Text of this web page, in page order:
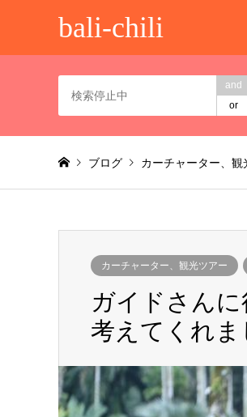
bali-chili
and
or
ブログ カーチャーター、観
カーチャーター、観光ツアー
ガイドさん
考えてくれま